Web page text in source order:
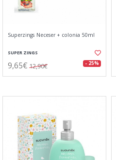
Superzings Neceser + colonia 50ml
SUPER ZINGS
9,65€ 12,90€ - 25%